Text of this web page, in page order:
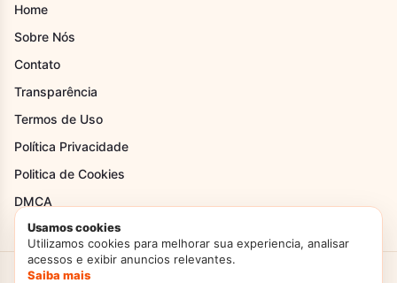
Home
Sobre Nós
Contato
Transparência
Termos de Uso
Política Privacidade
Politica de Cookies
DMCA
Criado com Amor
Usamos cookies
Utilizamos cookies para melhorar sua experiencia, analisar
acessos e exibir anuncios relevantes.
Saiba mais